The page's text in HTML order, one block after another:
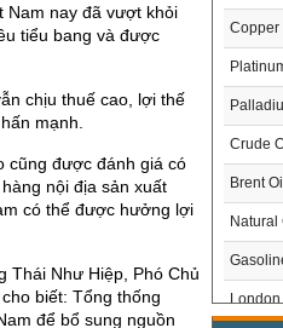
Nam nay đã vượt khỏi
tiểu bang và được
chịu thuế cao, lợi thế
mạnh.
cũng được đánh giá có
nội địa sản xuất
có thể được hưởng lợi
Thái Như Hiệp, Phó Chủ
biết: Tổng thống
để bổ sung nguồn
Copper
Crude
Brent
Natural
London